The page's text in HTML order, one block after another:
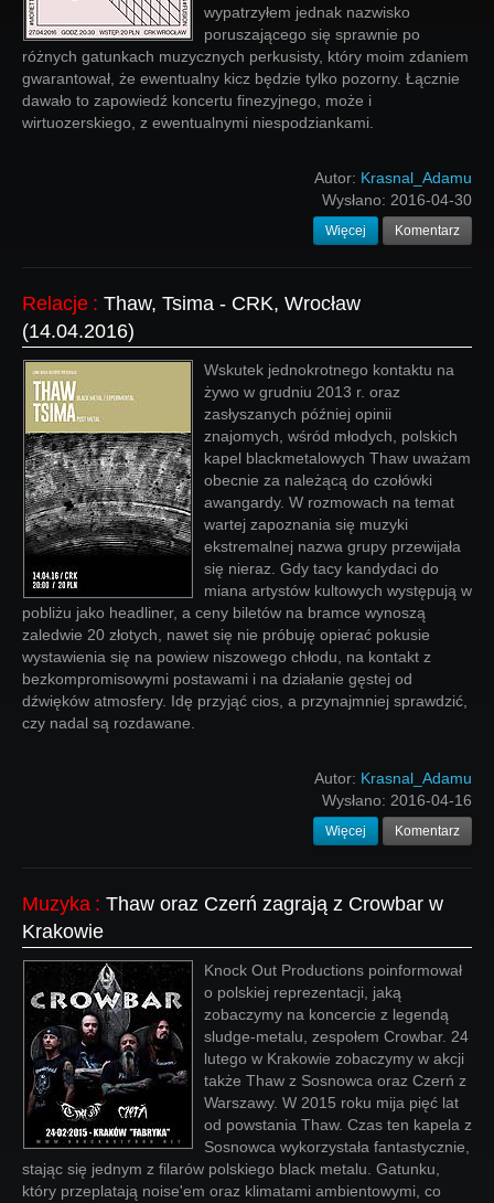
wypatrzyłem jednak nazwisko
poruszającego się sprawnie po
różnych gatunkach muzycznych perkusisty, który moim zdaniem
gwarantował, że ewentualny kicz będzie tylko pozorny. Łącznie
dawało to zapowiedź koncertu finezyjnego, może i
wirtuozerskiego, z ewentualnymi niespodziankami.
Autor: Krasnal_Adamu
Wysłano: 2016-04-30
Więcej Komentarz
Relacje : Thaw, Tsima - CRK, Wrocław
(14.04.2016)
Wskutek jednokrotnego kontaktu na
żywo w grudniu 2013 r. oraz
zasłyszanych później opinii
znajomych, wśród młodych, polskich
kapel blackmetalowych Thaw uważam
obecnie za należącą do czołówki
awangardy. W rozmowach na temat
wartej zapoznania się muzyki
ekstremalnej nazwa grupy przewijała
się nieraz. Gdy tacy kandydaci do
miana artystów kultowych występują w
pobliżu jako headliner, a ceny biletów na bramce wynoszą
zaledwie 20 złotych, nawet się nie próbuję opierać pokusie
wystawienia się na powiew niszowego chłodu, na kontakt z
bezkompromisowymi postawami i na działanie gęstej od
dźwięków atmosfery. Idę przyjąć cios, a przynajmniej sprawdzić,
czy nadal są rozdawane.
Autor: Krasnal_Adamu
Wysłano: 2016-04-16
Więcej Komentarz
Muzyka : Thaw oraz Czerń zagrają z Crowbar w
Krakowie
Knock Out Productions poinformował
o polskiej reprezentacji, jaką
zobaczymy na koncercie z legendą
sludge-metalu, zespołem Crowbar. 24
lutego w Krakowie zobaczymy w akcji
także Thaw z Sosnowca oraz Czerń z
Warszawy. W 2015 roku mija pięć lat
od powstania Thaw. Czas ten kapela z
Sosnowca wykorzystała fantastycznie,
stając się jednym z filarów polskiego black metalu. Gatunku,
który przeplatają noise'em oraz klimatami ambientowymi, co